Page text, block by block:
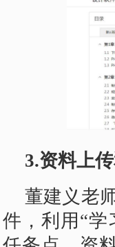
3.资料上
董建义老
件，利用“学